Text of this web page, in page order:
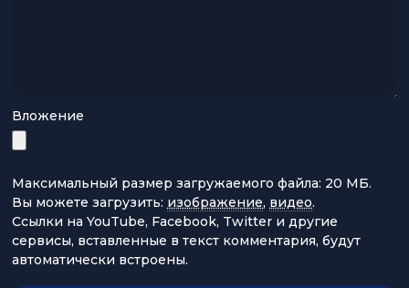
Вложение
Максимальный размер загружаемого файла: 20 МБ.
Вы можете загрузить: изображение, видео.
Ссылки на YouTube, Facebook, Twitter и другие
сервисы, вставленные в текст комментария, будут
автоматически встроены.